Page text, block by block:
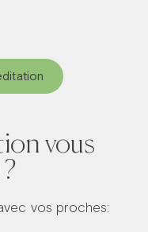
vous
vos proches: